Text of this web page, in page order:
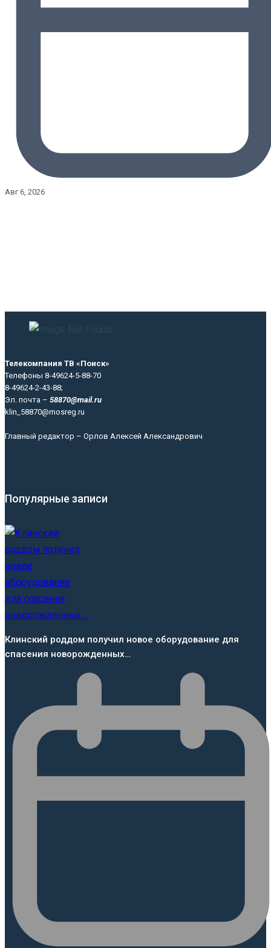
Авг 6, 2026
Телекомпания ТВ «Поиск»
Телефоны 8-49624-5-88-70
8-49624-2-43-88;
Эл. почта – 58870@mail.ru
klin_58870@mosreg.ru
Главный редактор – Орлов Алексей Александрович
Популярные записи
Клинский роддом получил новое оборудование для
спасения новорожденных…